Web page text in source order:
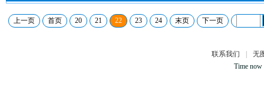
上一页 首页 20 21 22 23 24 末页 下一页
联系我们
无
Time now